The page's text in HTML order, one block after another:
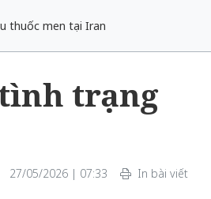
thuốc men tại Iran
trạng
27/05/2026 | 07:33 In bài viết